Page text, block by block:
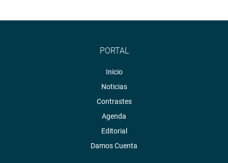
PORTAL
Inicio
Noticias
Contrastes
Agenda
Editorial
Damos Cuenta